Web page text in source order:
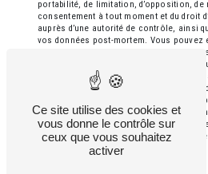
portabilité, de limitation, d’opposition, de
consentement à tout moment et du droit
auprès d’une autorité de contrôle, ainsi
vos données post-mortem. Vous
postale à l'adresse 14 Rue des
par courrier électronique à l'adresse
justificatif d'identité pourra vous être
vos données pendant la période de
durée de prescription légale aux fins
contentieux. Vous avez le droit de vous
d'opposition au démarchage
adresse:
Bloctel.gouv.fr. Consultez le
d’informations sur vos droits.
Ce site utilise des cookies et
vous donne le contrôle sur
ceux que vous souhaitez
activer